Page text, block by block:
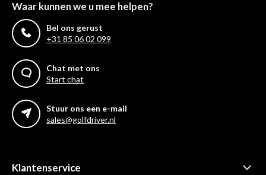
Waar kunnen we u mee helpen?
Bel ons gerust
+31 85 06 02 099
Chat met ons
Start chat
Stuur ons een e-mail
sales@golfdriver.nl
Klantenservice